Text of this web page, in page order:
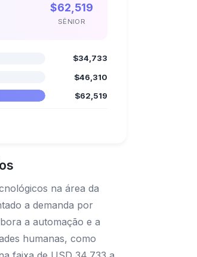
$62,519
SÊNIOR
$34,733
$46,310
$62,519
na área da
a demanda por
a automação e a
humanas, como